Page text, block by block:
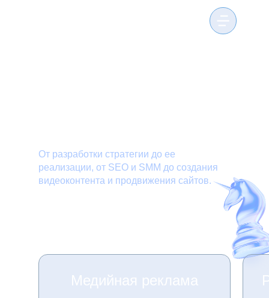
От разработки стратегии до ее
реализации, от SEO и SMM до создания
видеоконтента и продвижения сайтов.
Медийная реклама